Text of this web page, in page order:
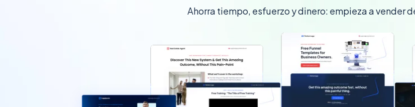
Ahorra tiempo, esfuerzo y dinero: empieza a vender